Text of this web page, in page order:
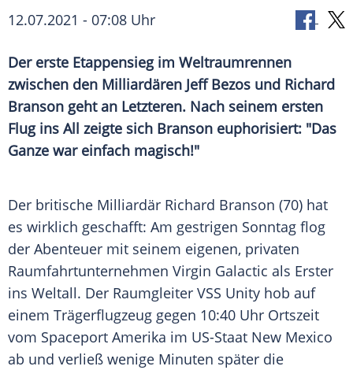
12.07.2021 - 07:08 Uhr
Der erste Etappensiegim Weltraumrennen
zwischen den Milliardären Jeff Bezos und Richard
Branson geht an Letzteren. Nach seinem ersten
Flug ins All zeigte sich Branson euphorisiert: "Das
Ganze war einfach magisch!"
Der britische Milliardär Richard Branson (70) hat
es wirklich geschafft: Am gestrigen Sonntag flog
der Abenteuer mit seinem eigenen, privaten
Raumfahrtunternehmen Virgin Galactic als Erster
ins Weltall. Der Raumgleiter VSS Unity hob auf
einem Trägerflugzeug gegen 10:40 Uhr Ortszeit
vom Spaceport Amerika im US-Staat New Mexico
ab und verließ wenige Minuten später die